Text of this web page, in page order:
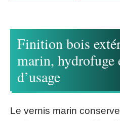
Finition bois
marin, hydrofuge
d’usage
Le vernis marin